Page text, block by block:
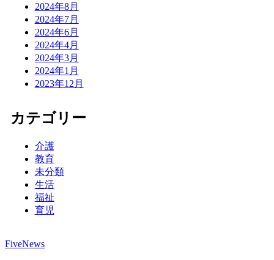
2024年8月
2024年7月
2024年6月
2024年4月
2024年3月
2024年1月
2023年12月
カテゴリー
介護
教育
未分類
生活
福祉
育児
FiveNews